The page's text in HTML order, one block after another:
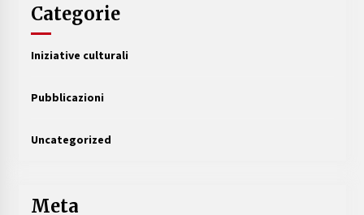
Categorie
Iniziative culturali
Pubblicazioni
Uncategorized
Meta